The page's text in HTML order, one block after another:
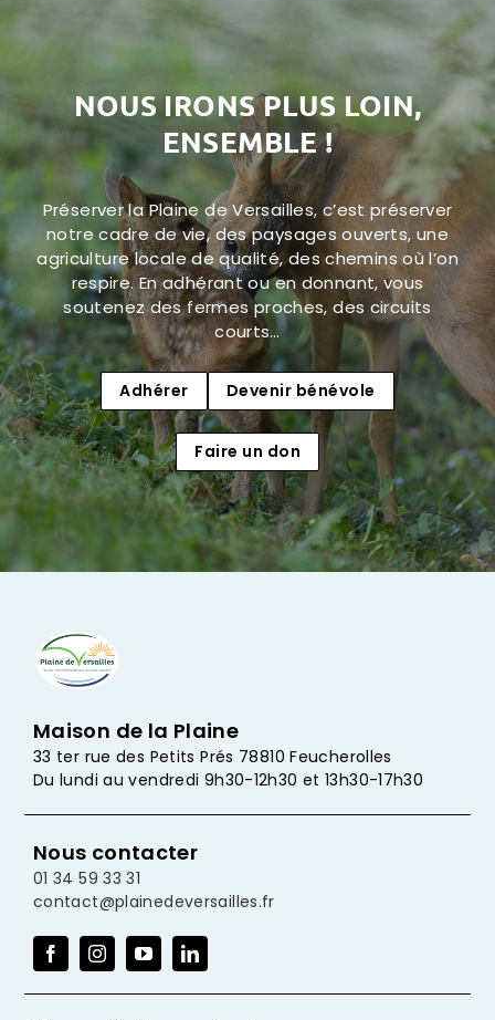
NOUS IRONS PLUS LOIN,
ENSEMBLE !
Préserver la Plaine de Versailles, c’est préserver
notre cadre de vie, des paysages ouverts, une
agriculture locale de qualité, des chemins où l’on
respire. En adhérant ou en donnant, vous
soutenez des fermes proches, des circuits
courts…
Adhérer Devenir bénévole
Faire un don
Maison de la Plaine
33 ter rue des Petits Prés 78810 Feucherolles
Du lundi au vendredi 9h30-12h30 et 13h30-17h30
Nous contacter
01 34 59 33 31
contact@plainedeversailles.fr